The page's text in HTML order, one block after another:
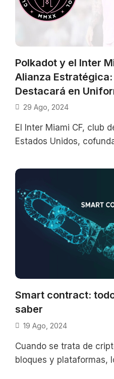
Polkadot y el Inter
Alianza
Destacará en
29 Ago, 2024
El Inter Miami CF, club
Estados Unidos,
Smart contract:
saber
19 Ago, 2024
Cuando se trata de
bloques y plataformas,